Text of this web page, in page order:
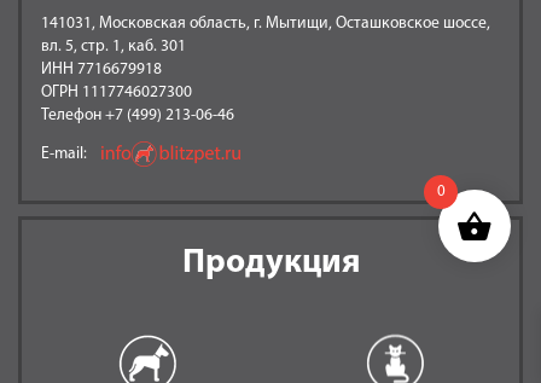
141031, Московская область, г. Мытищи, Осташковское шоссе,
вл. 5, стр. 1, каб. 301
ИНН 7716679918
ОГРН 1117746027300
Телефон +7 (499) 213-06-46
E-mail:
Продукция
0